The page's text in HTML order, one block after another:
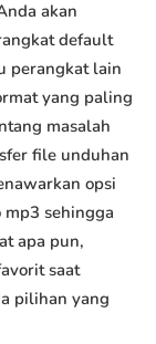
akan
default
perangkat lain
yang paling
masalah
file unduhan
opsi
sehingga
apa pun,
saat
pilihan yang